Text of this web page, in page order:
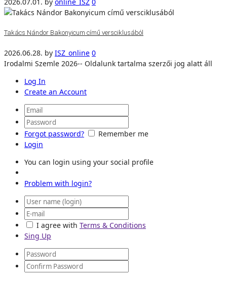
Takács Nándor Bakonyicum című versciklusából
2026.06.28. by ISZ_online 0
Irodalmi Szemle 2026-- Oldalunk tartalma szerzői jog alatt áll
Log In
Create an Account
Forgot password?
Remember me
Login
You can login using your social profile
Problem with login?
I agree with Terms & Conditions
Sing Up